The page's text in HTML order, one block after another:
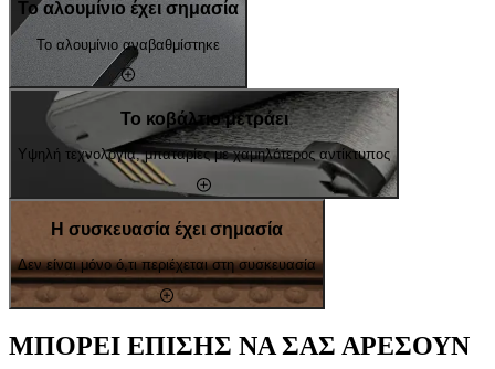
Το αλουμίνιο έχει σημασία
Το αλουμίνιο αναβαθμίστηκε
Το κοβάλτιο μετράει
Υψηλή τεχνολογία, μπαταρίες με χαμηλότερος αντίκτυπος
Η συσκευασία έχει σημασία
Δεν είναι μόνο ό,τι περιέχεται στη συσκευασία
ΜΠΟΡΕΙ ΕΠΙΣΗΣ ΝΑ ΣΑΣ ΑΡΕΣΟΥΝ